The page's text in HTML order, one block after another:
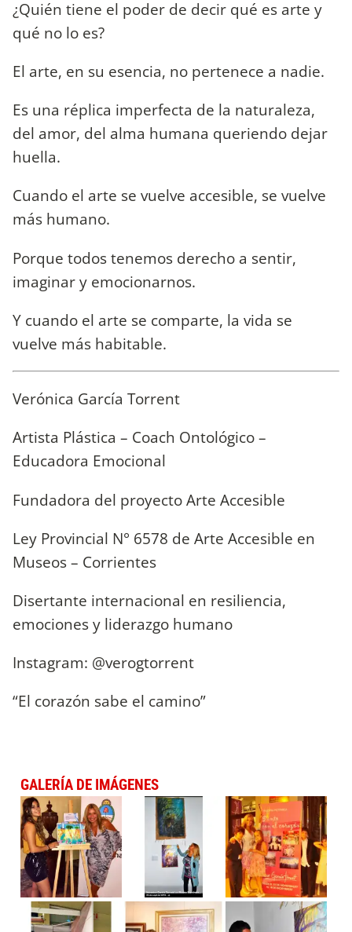
¿Quién tiene el poder de decir qué es arte y
qué no lo es?
El arte, en su esencia, no pertenece a nadie.
Es una réplica imperfecta de la naturaleza,
del amor, del alma humana queriendo dejar
huella.
Cuando el arte se vuelve accesible, se vuelve
más humano.
Porque todos tenemos derecho a sentir,
imaginar y emocionarnos.
Y cuando el arte se comparte, la vida se
vuelve más habitable.
Verónica García Torrent
Artista Plástica – Coach Ontológico –
Educadora Emocional
Fundadora del proyecto Arte Accesible
Ley Provincial N° 6578 de Arte Accesible en
Museos – Corrientes
Disertante internacional en resiliencia,
emociones y liderazgo humano
Instagram: @verogtorrent
“El corazón sabe el camino”
GALERÍA DE IMÁGENES